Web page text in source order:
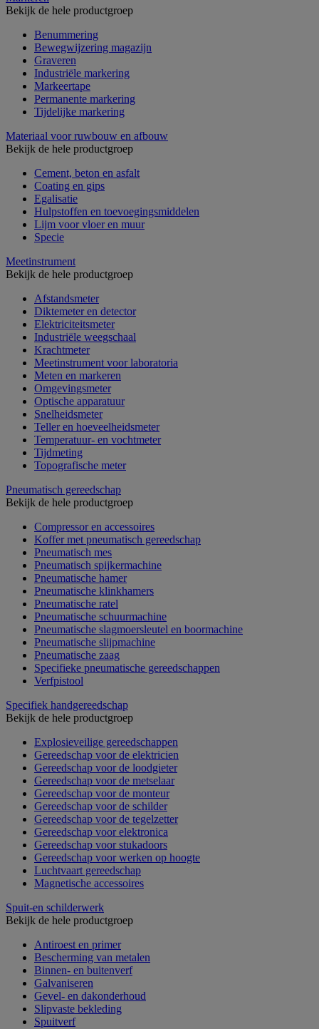
Bekijk de hele productgroep
Benummering
Bewegwijzering magazijn
Graveren
Industriële markering
Markeertape
Permanente markering
Tijdelijke markering
Materiaal voor ruwbouw en afbouw
Bekijk de hele productgroep
Cement, beton en asfalt
Coating en gips
Egalisatie
Hulpstoffen en toevoegingsmiddelen
Lijm voor vloer en muur
Specie
Meetinstrument
Bekijk de hele productgroep
Afstandsmeter
Diktemeter en detector
Elektriciteitsmeter
Industriële weegschaal
Krachtmeter
Meetinstrument voor laboratoria
Meten en markeren
Omgevingsmeter
Optische apparatuur
Snelheidsmeter
Teller en hoeveelheidsmeter
Temperatuur- en vochtmeter
Tijdmeting
Topografische meter
Pneumatisch gereedschap
Bekijk de hele productgroep
Compressor en accessoires
Koffer met pneumatisch gereedschap
Pneumatisch mes
Pneumatisch spijkermachine
Pneumatische hamer
Pneumatische klinkhamers
Pneumatische ratel
Pneumatische schuurmachine
Pneumatische slagmoersleutel en boormachine
Pneumatische slijpmachine
Pneumatische zaag
Specifieke pneumatische gereedschappen
Verfpistool
Specifiek handgereedschap
Bekijk de hele productgroep
Explosieveilige gereedschappen
Gereedschap voor de elektricien
Gereedschap voor de loodgieter
Gereedschap voor de metselaar
Gereedschap voor de monteur
Gereedschap voor de schilder
Gereedschap voor de tegelzetter
Gereedschap voor elektronica
Gereedschap voor stukadoors
Gereedschap voor werken op hoogte
Luchtvaart gereedschap
Magnetische accessoires
Spuit-en schilderwerk
Bekijk de hele productgroep
Antiroest en primer
Bescherming van metalen
Binnen- en buitenverf
Galvaniseren
Gevel- en dakonderhoud
Slipvaste bekleding
Spuitverf